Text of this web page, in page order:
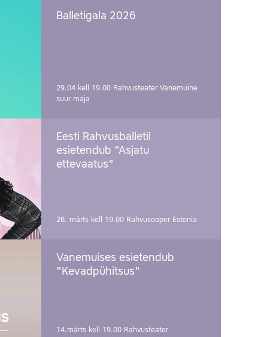
Balletigala 2026
29.04 kell 19.00 Rahvusteater Vanemuine
suur maja
Eesti Rahvusballetil
esietendub "Asjatu
ettevaatus"
26. märts kell 19.00 Rahvusooper Estonia
Vanemuises esietendub
"Kevadpühitsus"
14.märts kell 19.00 Rahvusteater